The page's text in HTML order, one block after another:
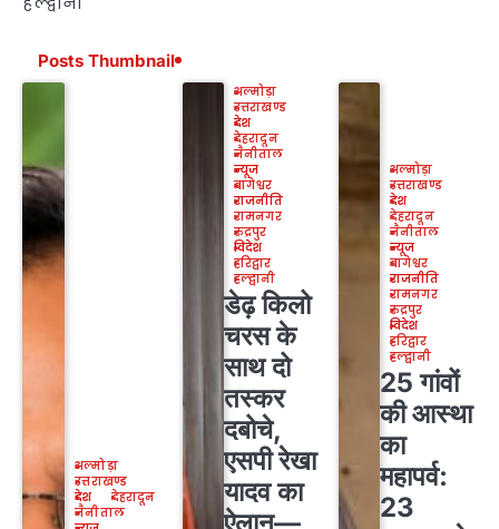
Posts Thumbnail
अल्मोड़ा
उत्तराखण्ड
देश
देहरादून
नैनीताल
अल्मोड़ा
उत्तराखण्ड
देश
देहरादून
नैनीताल
न्यूज
बागेश्वर
राजनीति
रामनगर
रुद्रपुर
विदेश
हरिद्वार
हल्द्वानी
डेढ़ किलो
चरस के
साथ दो
तस्कर
दबोचे,
एसपी रेखा
यादव का
अल्मोड़ा
उत्तराखण्ड
देश
देहरादून
नैनीताल
न्यूज
बागेश्वर
राजनीति
रामनगर
रुद्रपुर
विदेश
हरिद्वार
हल्द्वानी
25 गांवों
की आस्था
का
महापर्व:
23